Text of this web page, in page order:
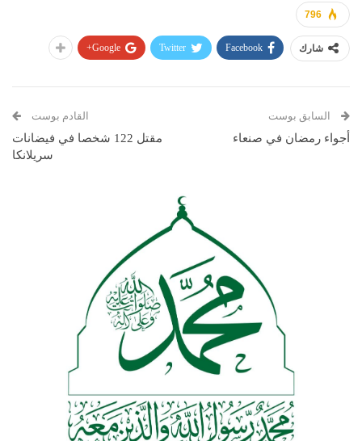
796
شارك Facebook
Twitter
Google+
السابق بوست
أجواء رمضان في صنعاء
القادم بوست
مقتل 122 شخصا في فيضانات
سريلانكا